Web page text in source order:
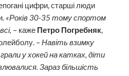
цифри, старші люди
«Років 30-35 тому спортом
– каже Петро Погребняк,
–Навіть взимку
у хокей на катках, діти
Зараз більшість